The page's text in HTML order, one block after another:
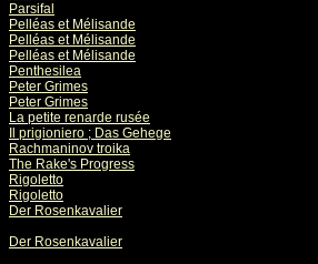
Parsifal
Pelléas et Mélisande
Pelléas et Mélisande
Pelléas et Mélisande
Penthesilea
Peter Grimes
Peter Grimes
La petite renarde rusée
Il prigioniero ; Das Gehege
Rachmaninov troika
The Rake's Progress
Rigoletto
Rigoletto
Der Rosenkavalier
Der Rosenkavalier